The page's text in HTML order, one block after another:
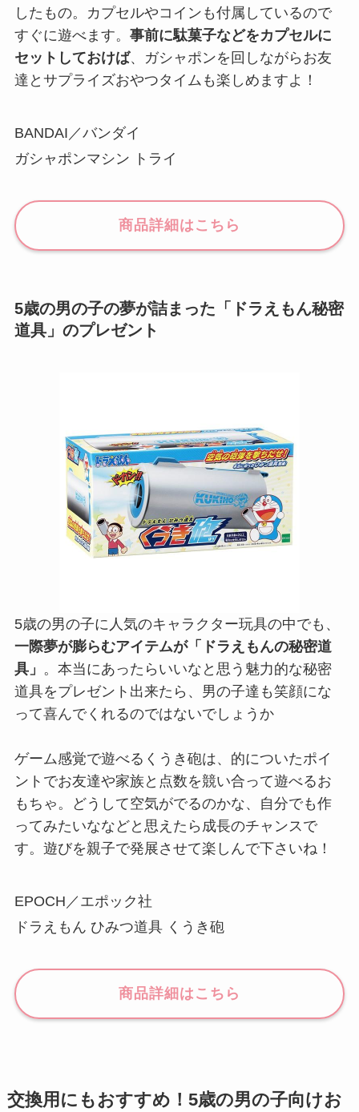
したもの。カプセルやコインも付属しているので
すぐに遊べます。 事前に駄菓子などをカプセルに
セットしておけば、ガシャポンを回しながらお友
達とサプライズおやつタイムも楽しめますよ！
BANDAI／バンダイ
ガシャポンマシン トライ
商品詳細はこちら
5歳の男の子の夢が詰まった「ドラえもん秘密
道具」のプレゼント
5歳の男の子に人気のキャラクター玩具の中でも、
一際夢が膨らむアイテムが「ドラえもんの秘密道
具」 。本当にあったらいいなと思う魅力的な秘密
道具をプレゼント出来たら、男の子達も笑顔にな
って喜んでくれるのではないでしょうか
ゲーム感覚で遊べるくうき砲は、的についたポイ
ントでお友達や家族と点数を競い合って遊べるお
もちゃ。どうして空気がでるのかな、自分でも作
ってみたいななどと思えたら成長のチャンスで
す。遊びを親子で発展させて楽しんで下さいね！
EPOCH／エポック社
ドラえもん ひみつ道具 くうき砲
商品詳細はこちら
交換用にもおすすめ！5歳の男の子向けお